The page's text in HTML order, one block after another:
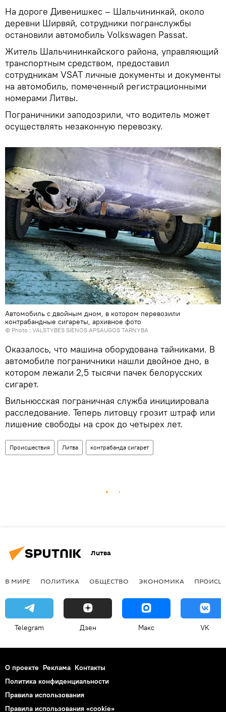
На дороге Дивенишкес – Шальчининкай, около
деревни Ширвяй, сотрудники погранслужбы
остановили автомобиль Volkswagen Passat.
Житель Шальчининкайского района, управляющий
транспортным средством, предоставил
сотрудникам VSAT личные документы и документы
на автомобиль, помеченный регистрационными
номерами Литвы.
Пограничники заподозрили, что водитель может
осуществлять незаконную перевозку.
Автомобиль с двойным дном, в котором перевозили
контрабандные сигареты, архивное фото
© Photo : VALSTYBĖS SIENOS APSAUGOS TARNYBA
Оказалось, что машина оборудована тайниками. В
автомобиле пограничники нашли двойное дно, в
котором лежали 2,5 тысячи пачек белорусских
сигарет.
Вильнюсская пограничная служба инициировала
расследование. Теперь литовцу грозит штраф или
лишение свободы на срок до четырех лет.
Происшествия Литва контрабанда сигарет
Литва
В МИРЕ ПОЛИТИКА ОБЩЕСТВО ЭКОНОМИКА
Telegram Дзен Макс VK
О проекте Реклама Контакты
Политика конфиденциальности
Правила использования
Правила использования «cookie»